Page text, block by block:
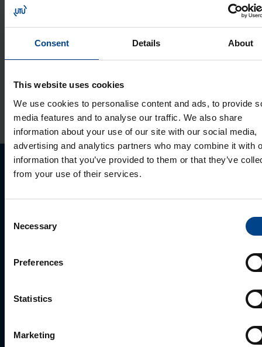
Consent Details About
This website uses cookies
We use cookies to personalise content and ads, to provide
media features and to analyse our traffic. We also share
information about your use of our site with our social media,
advertising and analytics partners who may combine it with
information that you’ve provided to them or that they’ve
from your use of their services.
Selection
Necessary
Preferences
Statistics
Marketing
Tootekood: EPN541
moo­dul
Tootekood: EPN518
Palun võtke meiega ühendust
Mark Milvek